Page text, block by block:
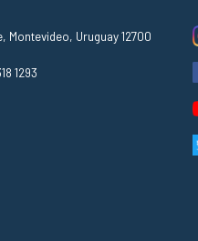
Montevideo, Uruguay 12700
1293